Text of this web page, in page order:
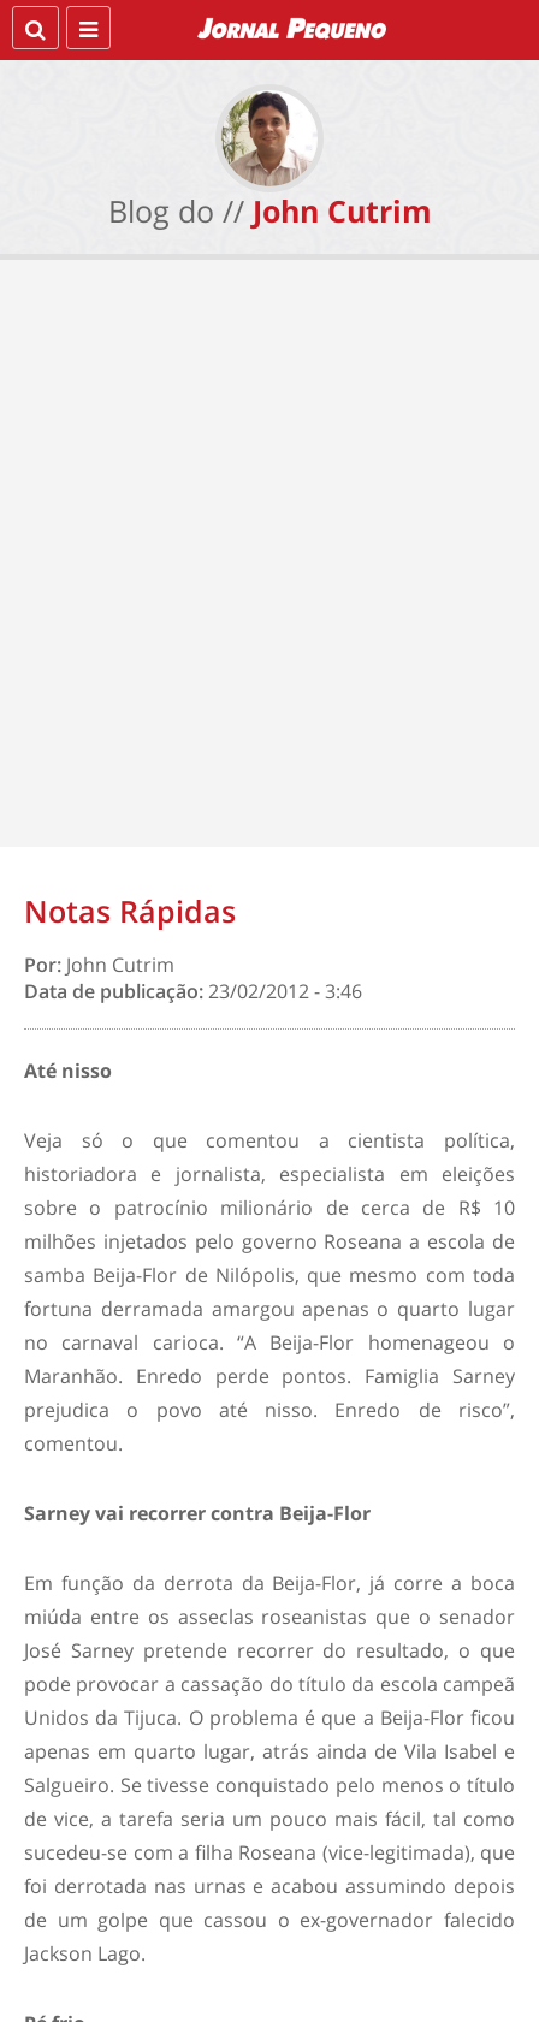
Blog do // John Cutrim
Notas Rápidas
Por: John Cutrim
Data de publicação:23/02/2012 - 3:46
Até nisso
Veja só o que comentou a cientista política,
historiadora e jornalista, especialista em eleições
sobre o patrocínio milionário de cerca de R$ 10
milhões injetados pelo governo Roseana a escola de
samba Beija-Flor de Nilópolis, que mesmo com toda
fortuna derramada amargou apenas o quarto lugar
no carnaval carioca. “A Beija-Flor homenageou o
Maranhão. Enredo perde pontos. Famiglia Sarney
prejudica o povo até nisso. Enredo de risco”,
comentou.
Sarney vai recorrer contra Beija-Flor
Em função da derrota da Beija-Flor, já corre a boca
miúda entre os asseclas roseanistas que o senador
José Sarney pretende recorrer do resultado, o que
pode provocar a cassação do título da escola campeã
Unidos da Tijuca. O problema é que a Beija-Flor ficou
apenas em quarto lugar, atrás ainda de Vila Isabel e
Salgueiro. Se tivesse conquistado pelo menos o título
de vice, a tarefa seria um pouco mais fácil, tal como
sucedeu-se com a filha Roseana (vice-legitimada), que
foi derrotada nas urnas e acabou assumindo depois
de um golpe que cassou o ex-governador falecido
Jackson Lago.